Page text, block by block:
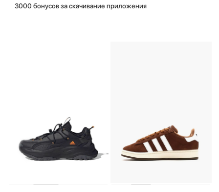
3000 бонусов за скачивание приложения